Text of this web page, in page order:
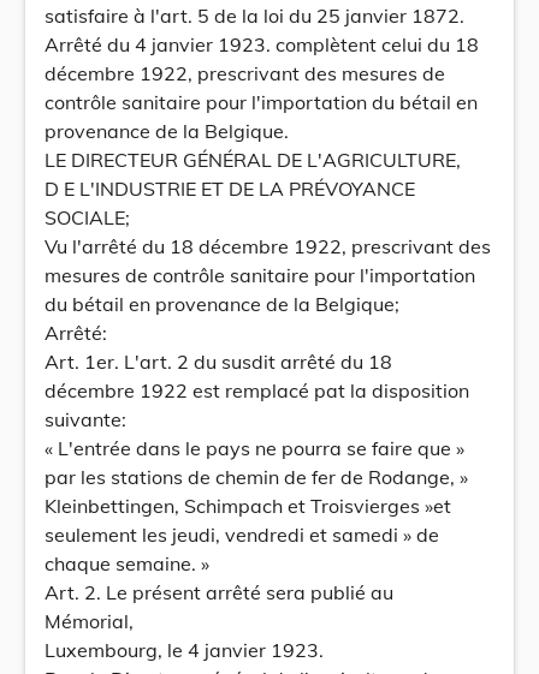
satisfaire à l'art. 5 de la loi du 25 janvier 1872.
Arrêté du 4 janvier 1923. complètent celui du 18
décembre 1922, prescrivant des mesures de
contrôle sanitaire pour l'importation du bétail en
provenance de la Belgique.
LE DIRECTEUR GÉNÉRAL DE L'AGRICULTURE,
D E L'INDUSTRIE ET DE LA PRÉVOYANCE
SOCIALE;
Vu l'arrêté du 18 décembre 1922, prescrivant des
mesures de contrôle sanitaire pour l'importation
du bétail en provenance de la Belgique;
Arrêté:
Art. 1er. L'art. 2 du susdit arrêté du 18
décembre 1922 est remplacé pat la disposition
suivante:
« L'entrée dans le pays ne pourra se faire que »
par les stations de chemin de fer de Rodange, »
Kleinbettingen, Schimpach et Troisvierges »et
seulement les jeudi, vendredi et samedi » de
chaque semaine. »
Art. 2. Le présent arrêté sera publié au
Mémorial,
Luxembourg, le 4 janvier 1923.